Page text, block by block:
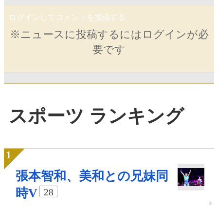
ログインしてコメントを投稿する
※ニュースに投稿するにはログインが必
要です
スポーツ ランキング
張本智和、美和との兄妹同
時V
28